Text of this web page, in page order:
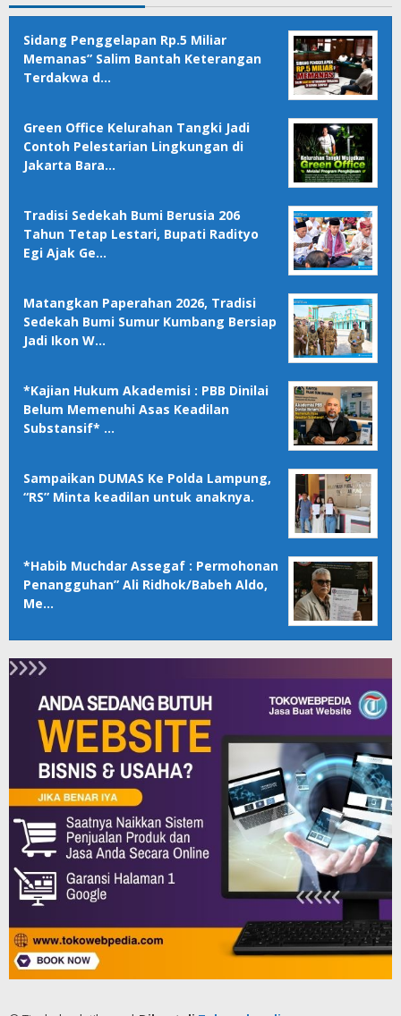
Sidang Penggelapan Rp.5 Miliar
Memanas” Salim Bantah Keterangan
Terdakwa d…
Green Office Kelurahan Tangki Jadi
Contoh Pelestarian Lingkungan di
Jakarta Bara…
Tradisi Sedekah Bumi Berusia 206
Tahun Tetap Lestari, Bupati Radityo
Egi Ajak Ge…
Matangkan Paperahan 2026, Tradisi
Sedekah Bumi Sumur Kumbang Bersiap
Jadi Ikon W…
*Kajian Hukum Akademisi : PBB Dinilai
Belum Memenuhi Asas Keadilan
Substansif* …
Sampaikan DUMAS Ke Polda Lampung,
“RS” Minta keadilan untuk anaknya.
*Habib Muchdar Assegaf : Permohonan
Penangguhan” Ali Ridhok/Babeh Aldo,
Me…